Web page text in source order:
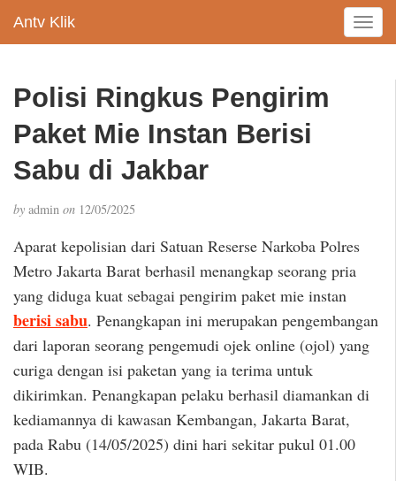
Antv Klik
T
o
n
Polisi Ringkus Pengirim
Paket Mie Instan Berisi
Sabu di Jakbar
by admin on 12/05/2025
Aparat kepolisian dari Satuan Reserse Narkoba Polres
Metro Jakarta Barat berhasil menangkap seorang pria
yang diduga kuat sebagai pengirim paket mie instan
berisi sabu. Penangkapan ini merupakan pengembangan
dari laporan seorang pengemudi ojek online (ojol) yang
curiga dengan isi paketan yang ia terima untuk
dikirimkan. Penangkapan pelaku berhasil diamankan di
kediamannya di kawasan Kembangan, Jakarta Barat,
pada Rabu (14/05/2025) dini hari sekitar pukul 01.00
WIB.